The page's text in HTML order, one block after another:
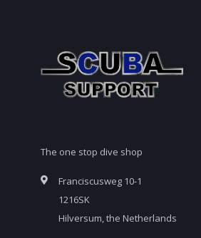
The one stop dive shop
Franciscusweg 10-1
1216SK
Hilversum, the Netherlands